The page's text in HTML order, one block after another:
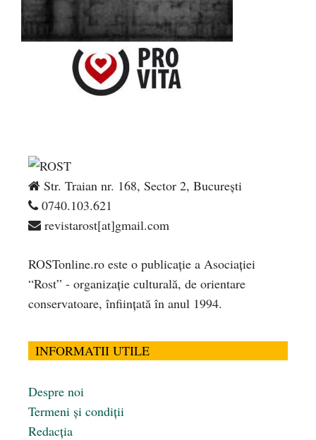
Str. Traian nr. 168, Sector 2, București
0740.103.621
revistarost[at]gmail.com
ROSTonline.ro este o publicaţie a Asociaţiei
“Rost” - organizaţie culturală, de orientare
conservatoare, înfiinţată în anul 1994.
INFORMATII UTILE
Despre noi
Termeni și condiții
Redacția